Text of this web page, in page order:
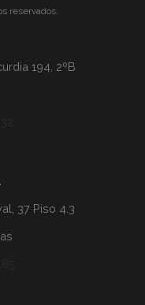
reservados.
194, 2ºB
37 Piso 4.3